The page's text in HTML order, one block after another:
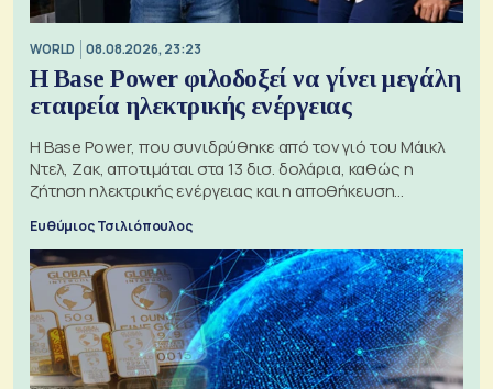
WORLD 08.08.2026, 23:23
Η Base Power φιλοδοξεί να γίνει μεγάλη
εταιρεία ηλεκτρικής ενέργειας
Η Base Power, που συνιδρύθηκε από τον γιό του Μάικλ
Ντελ, Ζακ, αποτιμάται στα 13 δισ. δολάρια, καθώς η
ζήτηση ηλεκτρικής ενέργειας και η αποθήκευση
Ευθύμιος Τσιλιόπουλος